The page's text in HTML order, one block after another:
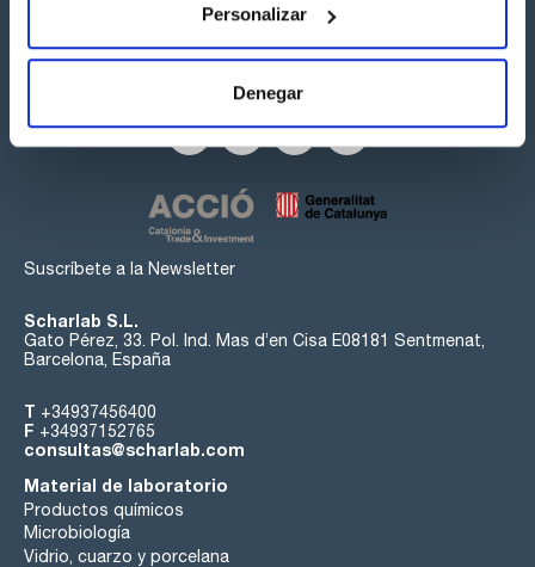
Personalizar
Denegar
Suscríbete a la Newsletter
Scharlab S.L.
Gato Pérez, 33. Pol. Ind. Mas d’en Cisa E08181 Sentmenat,
Barcelona, España
T +34937456400
F +34937152765
consultas@scharlab.com
Material de laboratorio
Productos químicos
Microbiología
Vidrio, cuarzo y porcelana